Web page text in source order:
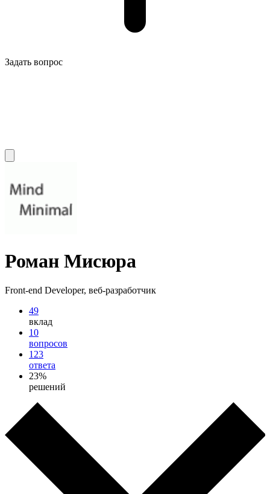
Задать вопрос
Роман Мисюра
Front-end Developer, веб-разработчик
49
вклад
10
вопросов
123
ответа
23%
решений